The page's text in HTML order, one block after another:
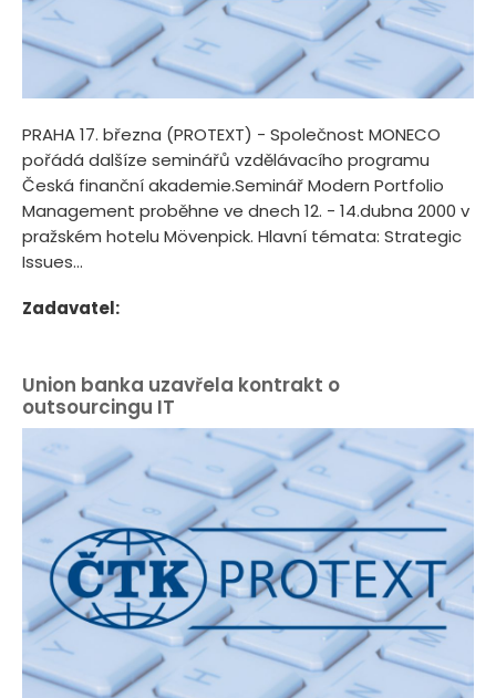
PRAHA 17. března (PROTEXT) - Společnost MONECO
pořádá dalšíze seminářů vzdělávacího programu
Česká finanční akademie.Seminář Modern Portfolio
Management proběhne ve dnech 12. - 14.dubna 2000 v
pražském hotelu Mövenpick. Hlavní témata: Strategic
Issues...
Zadavatel:
Union banka uzavřela kontrakt o
outsourcingu IT